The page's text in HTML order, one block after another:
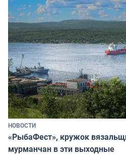
НОВОСТИ
«РыбаФест», кружок
мурманчан в эти выходные